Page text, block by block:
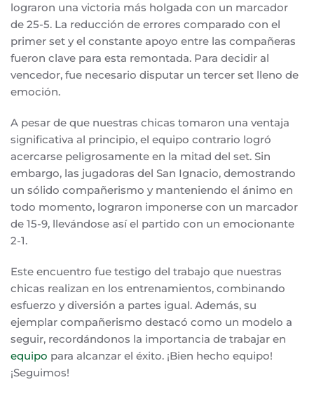
lograron una victoria más holgada con un marcador
de 25-5. La reducción de errores comparado con el
primer set y el constante apoyo entre las compañeras
fueron clave para esta remontada. Para decidir al
vencedor, fue necesario disputar un tercer set lleno de
emoción.
A pesar de que nuestras chicas tomaron una ventaja
significativa al principio, el equipo contrario logró
acercarse peligrosamente en la mitad del set. Sin
embargo, las jugadoras del San Ignacio, demostrando
un sólido compañerismo y manteniendo el ánimo en
todo momento, lograron imponerse con un marcador
de 15-9, llevándose así el partido con un emocionante
2-1.
Este encuentro fue testigo del trabajo que nuestras
chicas realizan en los entrenamientos, combinando
esfuerzo y diversión a partes igual. Además, su
ejemplar compañerismo destacó como un modelo a
seguir, recordándonos la importancia de trabajar en
equipo para alcanzar el éxito. ¡Bien hecho equipo!
¡Seguimos!